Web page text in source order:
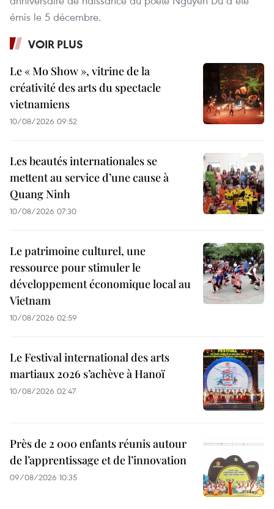
émis le 5 décembre.
VOIR PLUS
Le « Mo Show », vitrine de la
créativité des arts du spectacle
vietnamiens
10/08/2026 09:52
Les beautés internationales se
mettent au service d’une cause à
Quang Ninh
10/08/2026 07:30
Le patrimoine culturel, une
ressource pour stimuler le
développement économique local au
Vietnam
10/08/2026 02:59
Le Festival international des arts
martiaux 2026 s’achève à Hanoï
10/08/2026 02:47
Près de 2 000 enfants réunis autour
de l’apprentissage et de l’innovation
09/08/2026 10:35